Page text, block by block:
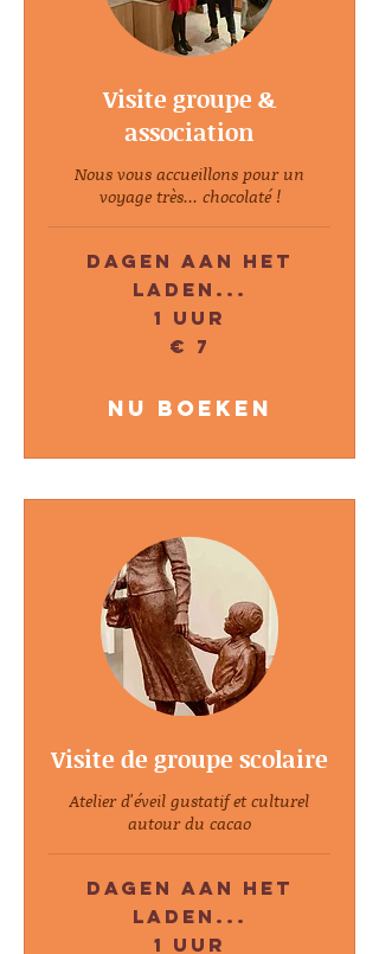
Visite groupe &
association
Nous vous accueillons pour un
voyage très... chocolaté !
Dagen aan het
laden...
1 uur
€ 7
Nu boeken
Visite de groupe scolaire
Atelier d'éveil gustatif et culturel
autour du cacao
Dagen aan het
laden...
1 uur